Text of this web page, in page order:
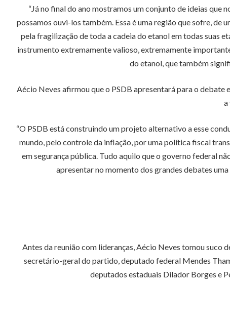
“Já no final do ano mostramos um conjunto de ideias que
possamos ouvi-los também. Essa é uma região que sofre, de
pela fragilização de toda a cadeia do etanol em todas suas
instrumento extremamente valioso, extremamente
do etanol, que também
Aécio Neves afirmou que o PSDB apresentará para o debate
a
“O PSDB está construindo um projeto alternativo a esse
mundo, pelo controle da inflação, por uma política fiscal
em segurança pública. Tudo aquilo que o governo federal
apresentar no momento dos grandes debates
Antes da reunião com lideranças, Aécio Neves tomou suco
secretário-geral do partido, deputado federal Mendes
deputados estaduais Dilador Borges e